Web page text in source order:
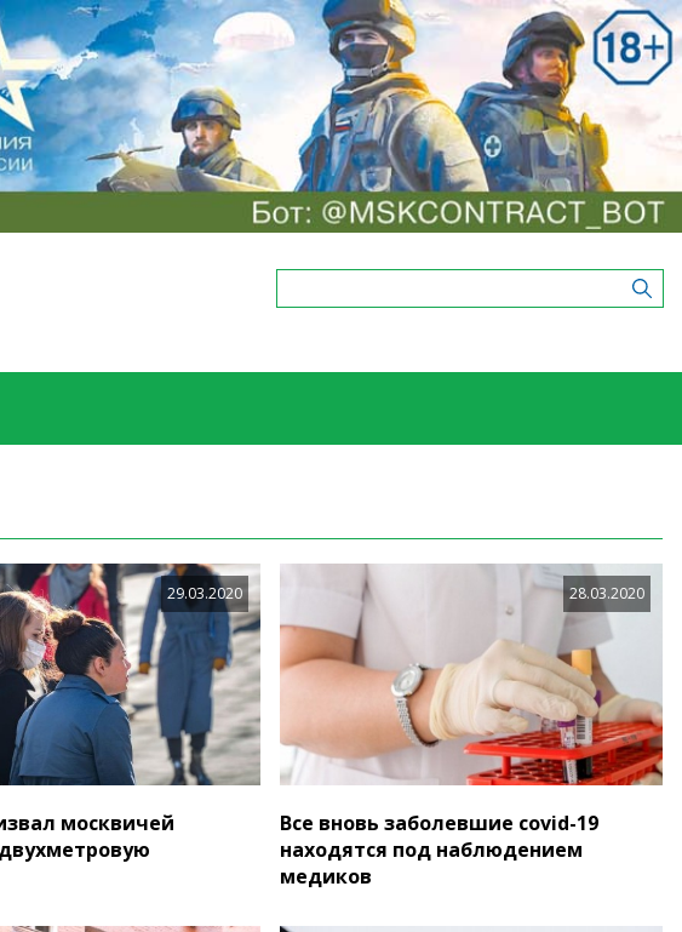
29.03.2020
москвичей
28.03.2020
Все вновь заболевшие covid-19
находятся под наблюдением
медиков